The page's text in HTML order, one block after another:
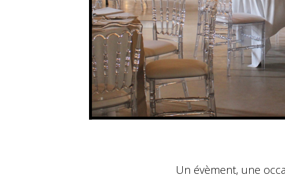
Un évèment, une